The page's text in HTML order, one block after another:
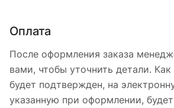
Оплата
После оформления заказа
вами, чтобы уточнить детали. Как
будет подтвержден, на
указанную при оформлении,